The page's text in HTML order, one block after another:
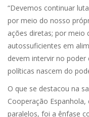
“Devemos continuar
por meio do nosso
ações diretas; por meio
autossuficientes em
devem intervir no poder
políticas nascem do
O que se destacou na
Cooperação
paralelos, foi a ênfase